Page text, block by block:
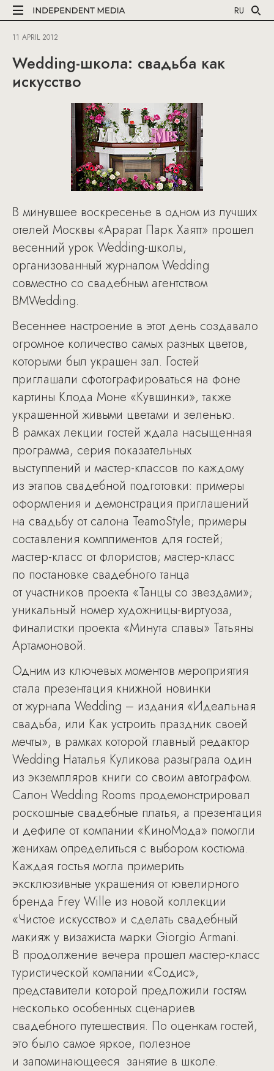
RU
11 APRIL 2012
Wedding-школа: свадьба как
искусство
В минувшее воскресенье в одном из лучших
отелей Москвы «Арарат Парк Хаятт» прошел
весенний урок Wedding-школы,
организованный журналом Wedding
совместно со свадебным агентством
BMWedding.
Весеннее настроение в этот день создавало
огромное количество самых разных цветов,
которыми был украшен зал. Гостей
приглашали сфотографироваться на фоне
картины Клода Моне «Кувшинки», также
украшенной живыми цветами и зеленью.
В рамках лекции гостей ждала насыщенная
программа, серия показательных
выступлений и мастер-классов по каждому
из этапов свадебной подготовки: примеры
оформления и демонстрация приглашений
на свадьбу от салона TeamoStyle; примеры
составления комплиментов для гостей;
мастер-класс от флористов; мастер-класс
по постановке свадебного танца
от участников проекта «Танцы со звездами»;
уникальный номер художницы-виртуоза,
финалистки проекта «Минута славы» Татьяны
Артамоновой.
Одним из ключевых моментов мероприятия
стала презентация книжной новинки
от журнала Wedding – издания «Идеальная
свадьба, или Как устроить праздник своей
мечты», в рамках которой главный редактор
Wedding Наталья Куликова разыграла один
из экземпляров книги со своим автографом.
Салон Wedding Rooms продемонстрировал
роскошные свадебные платья, а презентация
и дефиле от компании «КиноМода» помогли
женихам определиться с выбором костюма.
Каждая гостья могла примерить
эксклюзивные украшения от ювелирного
бренда Frey Wille из новой коллекции
«Чистое искусство» и сделать свадебный
макияж у визажиста марки Giorgio Armani.
В продолжение вечера прошел мастер-класс
туристической компании «Содис»,
представители которой предложили гостям
несколько особенных сценариев
свадебного путешествия. По оценкам гостей,
это было самое яркое, полезное
и запоминающееся занятие в школе.